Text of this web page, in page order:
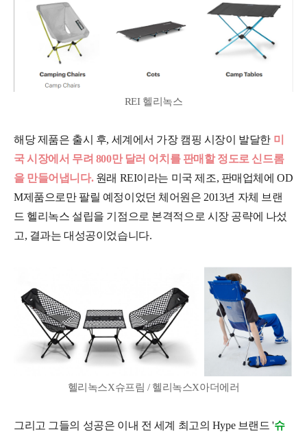
REI 헬리녹스
해당 제품은 출시 후, 세계에서 가장 캠핑 시장이 발달한 미
국 시장에서 무려 800만 달러 어치를 판매할 정도로 신드롬
을 만들어냅니다.원래 REI이라는 미국 제조, 판매업체에 OD
M제품으로만 팔릴 예정이었던 체어원은 2013년 자체 브랜
드 헬리녹스 설립을 기점으로 본격적으로 시장 공략에 나섰
고, 결과는 대성공이었습니다.
헬리녹스X슈프림 / 헬리녹스X아더에러
그리고 그들의 성공은 이내 전 세계 최고의 Hype 브랜드 '슈